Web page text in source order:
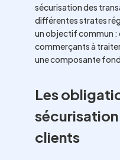
sécurisation des
différentes strates
un objectif commun :
commerçants à
une composante
Les
clients